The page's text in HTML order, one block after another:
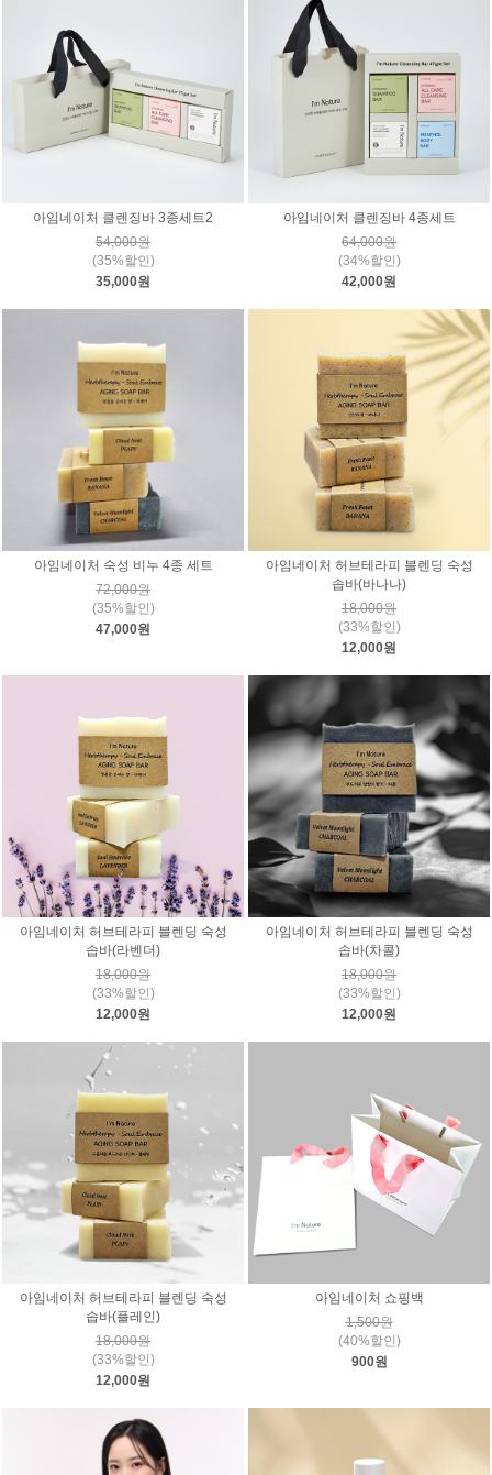
아임네이처 클렌징바 3종세트2
54,000원
(35%할인)
35,000원
아임네이처 클렌징바 4종세트
64,000원
(34%할인)
42,000원
아임네이처 숙성 비누 4종 세트
72,000원
(35%할인)
47,000원
아임네이처 허브테라피 블렌딩 숙성
솝바(바나나)
18,000원
(33%할인)
12,000원
아임네이처 허브테라피 블렌딩 숙성
솝바(라벤더)
18,000원
(33%할인)
12,000원
아임네이처 허브테라피 블렌딩 숙성
솝바(차콜)
18,000원
(33%할인)
12,000원
아임네이처 허브테라피 블렌딩 숙성
솝바(플레인)
18,000원
(33%할인)
12,000원
아임네이처 쇼핑백
1,500원
(40%할인)
900원